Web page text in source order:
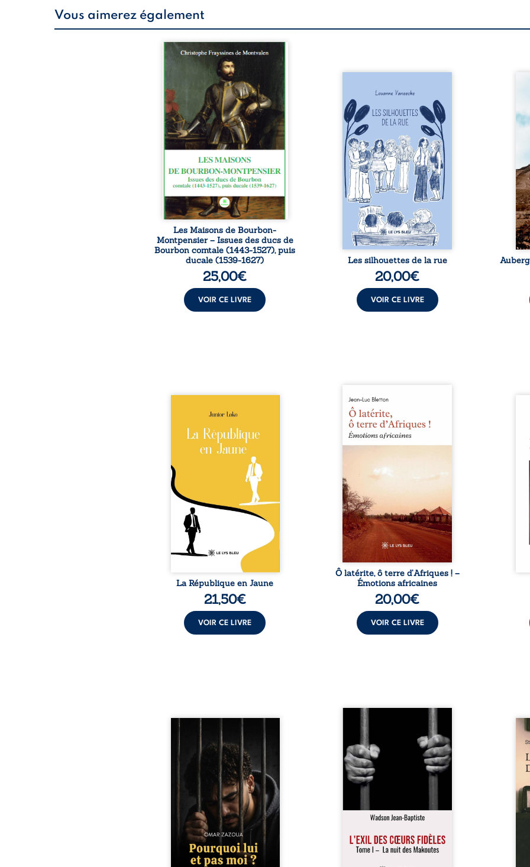
Vous aimerez également
Grâce aux recherches
effectuées dans des archives
et des documents référencés,
ce second ouvrage dresse un
portrait de chacun des
membres des deux branches
de la Maison de Bourbon-
Montpensier, que ce soit en
généalogie ou en héraldique.
Les Maisons de Bourbon-
Montpensier – Issues des ducs de
Bourbon comtale (1443-1527), puis
ducale (1539-1627)
25,00€
VOIR CE LIVRE
donne la parole à six
personnages ordinaires,
traversés par des pensées, des
émotions et des silences qui
pourraient appartenir à
chacun de nous. À travers
leurs parcours, ce roman invite
à porter un regard différent
sur celles et ceux qui nous
entourent, à deviner ce qui se
cache derrière les apparences
et à s’ouvrir au fourmillement
sensible de notre ...
Les silhouettes de la rue
20,00€
VOIR CE LIVRE
Zi
et
sa
Congo, la naissance de
jumeaux de races différentes
bouleverse l’ordre établi :
Senior est Noir et Junior est
Blanc, bien que nés d’un
couple de Noirs. Très vite,
l’événement attire les médias
internationaux et transforme
le bébé blanc en une figure
emblématique sacrée, investie,
selon certains, d’une mission
salvatrice. Cependant, sous
couvert de ...
La République en Jaune
21,50€
VOIR CE LIVRE
Ô latérite, ô terre d’Afriques !
est un hommage poétique et
authentique aux paysages, aux
rencontres et aux émotions
brutes d’un continent en
reconstruction, entre
souvenirs intimes – la pluie à
Namoungou, le baobab de
Zagtouli – aux portraits
marquants – Thomas Sankara,
Hamadoun Dicko, le Vieux
Biokou – l’auteur partage des
instantanés ...
Ô latérite, ô terre d’Afriques ! –
Émotions africaines
20,00€
VOIR CE LIVRE
par
Pourquoi lui et pas moi ?
raconte le parcours de l’auteur
marqué par les mauvais choix,
la chute et l’épreuve de
l’enfermement. Mais il dévoile
également les espoirs qui lui
ont permis de ne pas renoncer.
Au-delà d’une histoire
personnelle, ce témoignage
interroge le destin, la
responsabilité, la résilience et
la possibilité de se
reconstruire malgré les
obstacles. Un ouvrage ...
« Une nuit suffit parfois pour
briser une famille… mais
certaines fidélités traversent
les années. » Haïti, sous la
dictature des Duvalier. La peur
s’étend jusque dans les
villages les plus reculés. À
Bainet, Jean-Joël Joli mène une
existence paisible avec sa
famille. Chef de section
respecté, il refuse pourtant de
fermer les yeux sur l’injustice.
Mais, dans un ...
Les
la
par-